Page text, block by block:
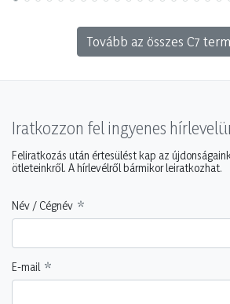
Tovább az összes C7
Iratkozzon fel ingyenes
Feliratkozás után értesülést kap az
ötleteinkről. A hírlevélről bármikor leiratkozhat.
Név / Cégnév
E-mail